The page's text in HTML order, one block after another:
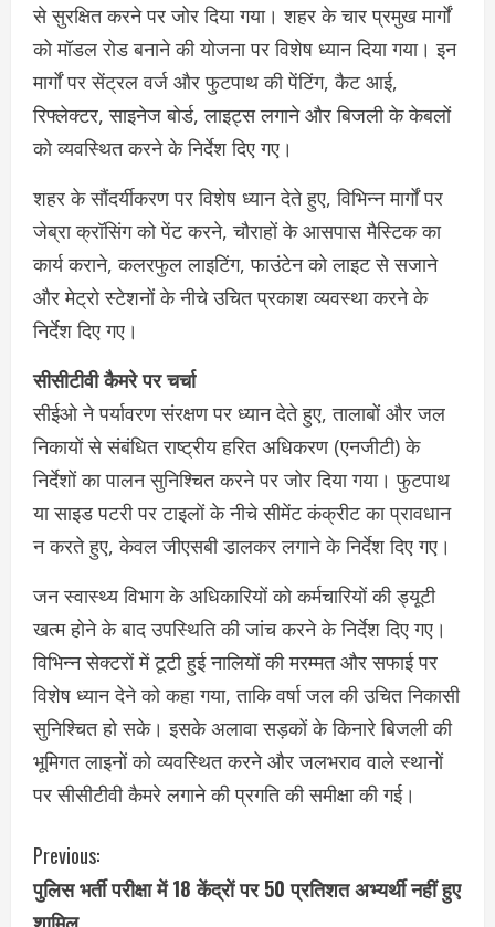
से सुरक्षित करने पर जोर दिया गया। शहर के चार प्रमुख मार्गों
को मॉडल रोड बनाने की योजना पर विशेष ध्यान दिया गया। इन
मार्गों पर सेंट्रल वर्ज और फुटपाथ की पेंटिंग, कैट आई,
रिफ्लेक्टर, साइनेज बोर्ड, लाइट्स लगाने और बिजली के केबलों
को व्यवस्थित करने के निर्देश दिए गए।
शहर के सौंदर्यीकरण पर विशेष ध्यान देते हुए, विभिन्न मार्गों पर
जेब्रा क्रॉसिंग को पेंट करने, चौराहों के आसपास मैस्टिक का
कार्य कराने, कलरफुल लाइटिंग, फाउंटेन को लाइट से सजाने
और मेट्रो स्टेशनों के नीचे उचित प्रकाश व्यवस्था करने के
निर्देश दिए गए।
सीसीटीवी कैमरे पर चर्चा
सीईओ ने पर्यावरण संरक्षण पर ध्यान देते हुए, तालाबों और जल
निकायों से संबंधित राष्ट्रीय हरित अधिकरण (एनजीटी) के
निर्देशों का पालन सुनिश्चित करने पर जोर दिया गया। फुटपाथ
या साइड पटरी पर टाइलों के नीचे सीमेंट कंक्रीट का प्रावधान
न करते हुए, केवल जीएसबी डालकर लगाने के निर्देश दिए गए।
जन स्वास्थ्य विभाग के अधिकारियों को कर्मचारियों की ड्यूटी
खत्म होने के बाद उपस्थिति की जांच करने के निर्देश दिए गए।
विभिन्न सेक्टरों में टूटी हुई नालियों की मरम्मत और सफाई पर
विशेष ध्यान देने को कहा गया, ताकि वर्षा जल की उचित निकासी
सुनिश्चित हो सके। इसके अलावा सड़कों के किनारे बिजली की
भूमिगत लाइनों को व्यवस्थित करने और जलभराव वाले स्थानों
पर सीसीटीवी कैमरे लगाने की प्रगति की समीक्षा की गई।
C
o
Previous:
पुलिस भर्ती परीक्षा में 18 केंद्रों पर 50 प्रतिशत अभ्यर्थी नहीं हुए